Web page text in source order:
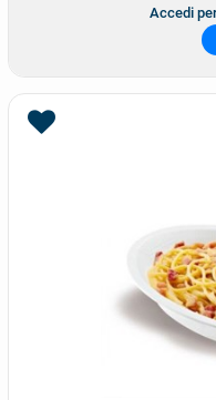
Accedi